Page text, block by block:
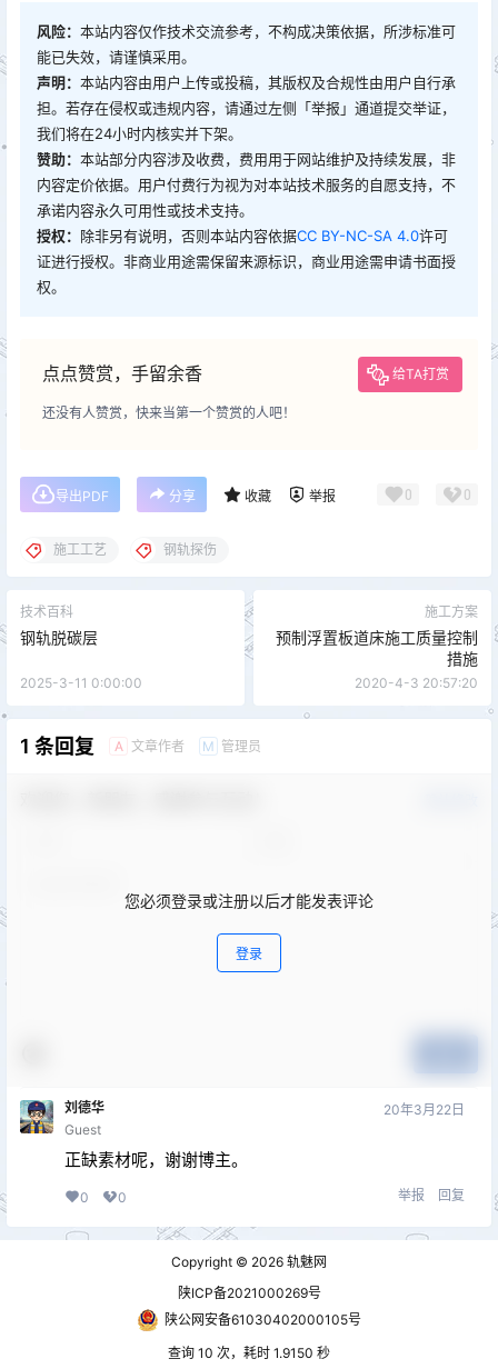
风险： 本站内容仅作技术交流参考，不构成决策依据，所涉标准可
能已失效，请谨慎采用。
声明： 本站内容由用户上传或投稿，其版权及合规性由用户自行承
担。若存在侵权或违规内容，请通过左侧「举报」通道提交举证，
我们将在24小时内核实并下架。
赞助： 本站部分内容涉及收费，费用用于网站维护及持续发展，非
内容定价依据。用户付费行为视为对本站技术服务的自愿支持，不
承诺内容永久可用性或技术支持。
授权： 除非另有说明，否则本站内容依据CC BY-NC-SA 4.0许可
证进行授权。非商业用途需保留来源标识，商业用途需申请书面授
权。
点点赞赏，手留余香 给TA打赏
还没有人赞赏，快来当第一个赞赏的人吧！
导出PDF 分享 收藏 举报 0 0
施工工艺 钢轨探伤
技术百科
钢轨脱碳层
2025-3-11 0:00:00
施工方案
预制浮置板道床施工质量控制
措施
2020-4-3 20:57:20
1 条回复 A 文章作者 M 管理员
您必须登录或注册以后才能发表评论
登录
刘德华
Guest
20年3月22日
正缺素材呢，谢谢博主。
0 0 举报 回复
Copyright © 2026 轨魅网
陕ICP备2021000269号
陕公网安备61030402000105号
查询 10 次，耗时 1.9150 秒